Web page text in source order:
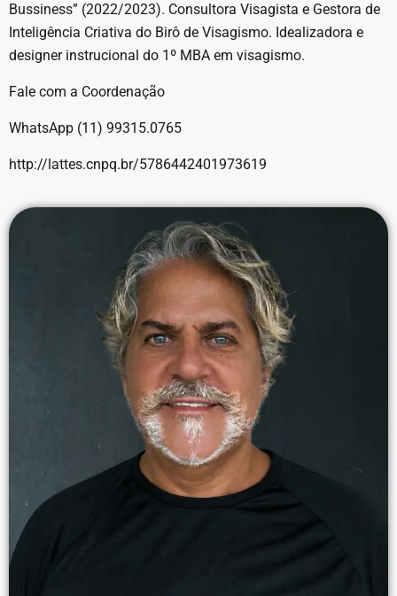
Bussiness” (2022/2023). Consultora Visagista e Gestora de
Inteligência Criativa do Birô de Visagismo. Idealizadora e
designer instrucional do 1º MBA em visagismo.
Fale com a Coordenação
WhatsApp (11) 99315.0765
http://lattes.cnpq.br/5786442401973619